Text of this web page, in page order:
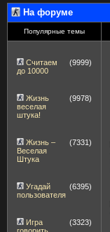
На форуме
Популярные темы
Считаем
до 10000
(9999)
Жизнь
веселая
штука!
(9978)
Жизнь –
Веселая
Штука
(7331)
Угадай
пользователя
(6395)
Игра
(3323)